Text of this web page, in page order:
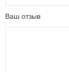
Ваш отзыв